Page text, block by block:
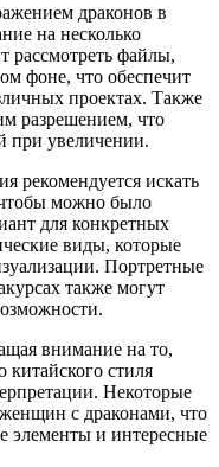
драконов в
на несколько
рассмотреть файлы,
фоне, что обеспечит
проектах. Также
разрешением, что
при увеличении.
рекомендуется искать
можно было
для конкретных
виды, которые
Портретные
также могут
внимание на то,
китайского стиля
Некоторые
с драконами, что
элементы и интересные